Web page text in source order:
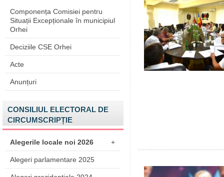
Componența Comisiei pentru
Situații Excepționale în municipiul
Orhei
Deciziile CSE Orhei
Acte
Anunțuri
CONSILIUL ELECTORAL DE
CIRCUMSCRIPȚIE
Alegerile locale noi 2026 +
Alegeri parlamentare 2025